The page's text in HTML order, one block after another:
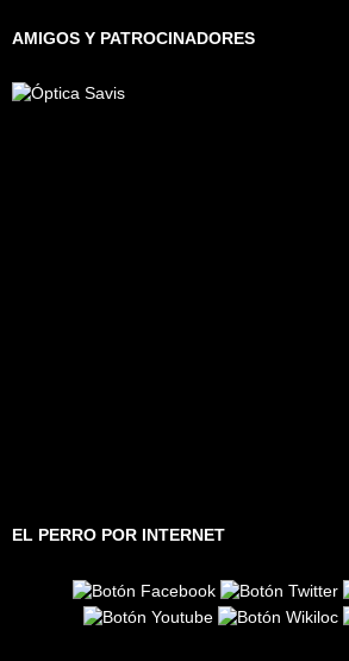
AMIGOS Y PATROCINADORES
EL PERRO POR INTERNET